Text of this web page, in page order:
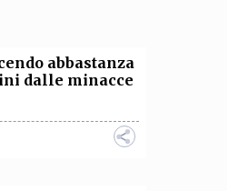
abbastanza
dalle minacce